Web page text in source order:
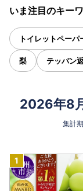
いま注目のキー
トイレットペーパ
梨 テッパン
2026年8
集計